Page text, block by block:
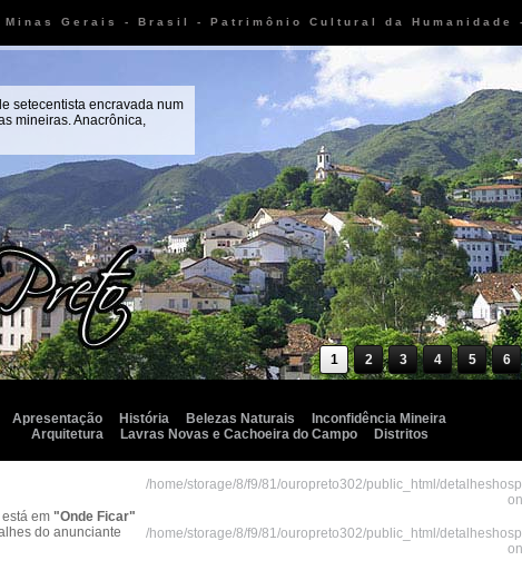
Minas Gerais - Brasil - Patrimônio Cultural da Humanidade
setecentista encravada num
mineiras. Anacrônica,
1 2 3 4 5 6
Apresentação História Belezas Naturais
Inconfidência Mineira
Arquitetura
Lavras Novas e Cachoeira do Campo Distritos
em "Onde Ficar"
do anunciante
/home/storage/8/f9/81/ouropreto302/public_html/
/home/storage/8/f9/81/ouropreto302/public_html/